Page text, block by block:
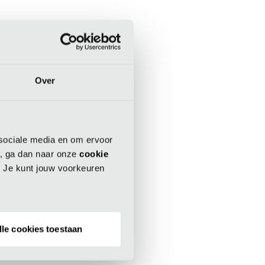
Over
media en om ervoor
ga dan naar onze cookie
kunt jouw voorkeuren
cookies toestaan
information) .